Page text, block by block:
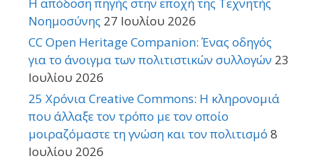
Η απόδοση πηγής στην εποχή της Τεχνητής
Νοημοσύνης 27 Ιουλίου 2026
CC Open Heritage Companion: Ένας οδηγός
για το άνοιγμα των πολιτιστικών συλλογών 23
Ιουλίου 2026
25 Χρόνια Creative Commons: Η κληρονομιά
που άλλαξε τον τρόπο με τον οποίο
μοιραζόμαστε τη γνώση και τον πολιτισμό 8
Ιουλίου 2026